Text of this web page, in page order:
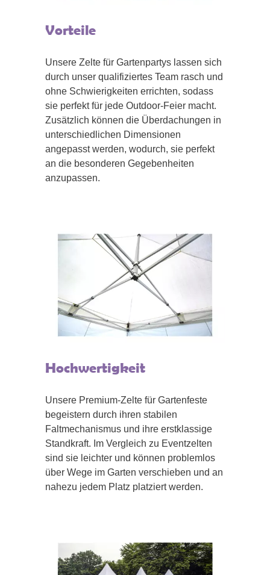
Vorteile
Unsere Zelte für Gartenpartys lassen sich
durch unser qualifiziertes Team rasch und
ohne Schwierigkeiten errichten, sodass
sie perfekt für jede Outdoor-Feier macht.
Zusätzlich können die Überdachungen in
unterschiedlichen Dimensionen
angepasst werden, wodurch, sie perfekt
an die besonderen Gegebenheiten
anzupassen.
Hochwertigkeit
Unsere Premium-Zelte für Gartenfeste
begeistern durch ihren stabilen
Faltmechanismus und ihre erstklassige
Standkraft. Im Vergleich zu Eventzelten
sind sie leichter und können problemlos
über Wege im Garten verschieben und an
nahezu jedem Platz platziert werden.